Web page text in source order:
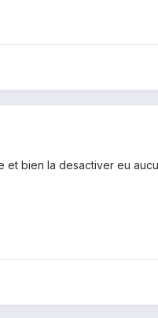
bien la desactiver eu